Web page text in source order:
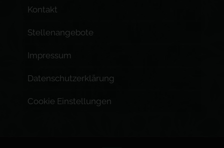
Kontakt
Stellenangebote
Impressum
Datenschutzerklärung
Cookie Einstellungen